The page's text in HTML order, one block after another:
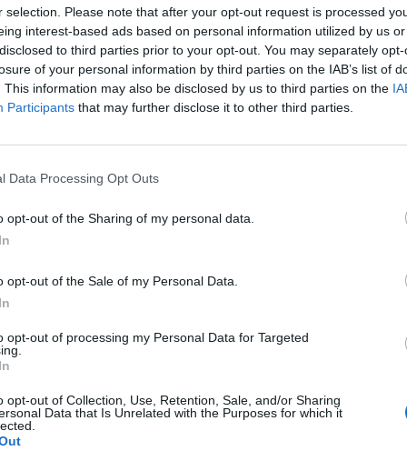
selection. Please note that after your opt-out request is processed
interest-based ads based on personal information utilized by us
to third parties prior to your opt-out. You may separately
of your personal information by third parties on the IAB’s list of
This information may also be disclosed by us to third parties on the
Participants that may further disclose it to other third parties.
Data Processing Opt Outs
opt-out of the Sharing of my personal data.
opt-out of the Sale of my Personal Data.
opt-out of processing my Personal Data for Targeted
opt-out of Collection, Use, Retention, Sale, and/or Sharing
Data that Is Unrelated with the Purposes for which it
külföldi piaca Kína. Emellett a kínai kormány azt
vállalatot eltilt a kínai termékek vásárlásától. Ezek a
két legnagyobb gazdasága közötti kereskedelmi
York Times.
olyan amerikai termékekre, mint a csirke, a búza és a
portfolio.hu hírarchívumához tartozik, melynek olvasása
tartalmazza:
cikkarchívum